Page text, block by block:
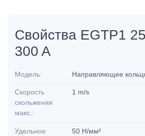
Свойства EGTP1
300 A
Модель: Направляющее
Скорость
скольжения
макс.:
1 m/s
Удельное
50 Н/мм²